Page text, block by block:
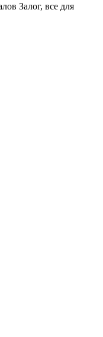
Залог, все для